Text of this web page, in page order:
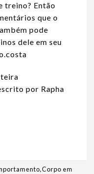
treino? Então
que o
pode
dele em seu
por Rapha
,Corpo em